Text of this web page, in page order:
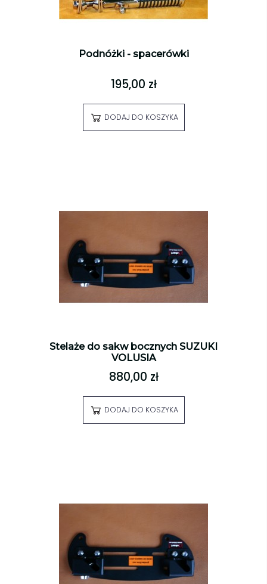
Podnóżki - spacerówki
195,00 zł
DODAJ DO KOSZYKA
Stelaże do sakw bocznych SUZUKI
VOLUSIA
880,00 zł
DODAJ DO KOSZYKA